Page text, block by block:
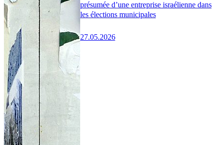
présumée d’une entreprise israélienne dans
les élections municipales
27.05.2026